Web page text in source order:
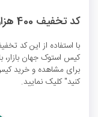
کد تخفیف 400 هزار تومانی کیس استوک جهان بازار
کیس استوک جهان بازار،
برای مشاهده و خرید
کنید" کلیک نمایید.